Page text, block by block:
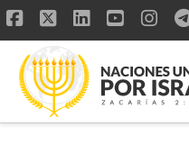
Facebook
X LinkedIn